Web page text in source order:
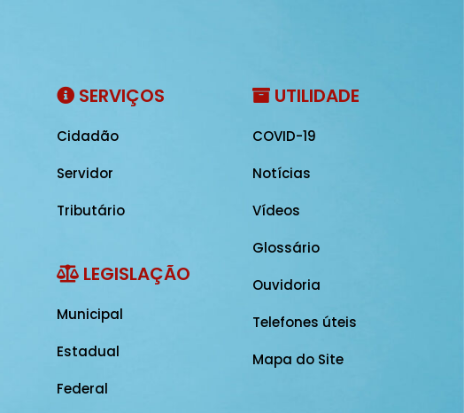
SERVIÇOS
Cidadão
Servidor
Tributário
LEGISLAÇÃO
Municipal
Estadual
Federal
UTILIDADE
COVID-19
Notícias
Vídeos
Glossário
Ouvidoria
Telefones úteis
Mapa do Site